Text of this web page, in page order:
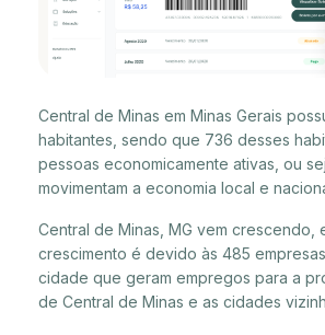
Central de Minas em Minas Gerais
habitantes, sendo que 736 desses
pessoas economicamente ativas, ou
movimentam a economia local e
Central de Minas, MG vem crescendo,
crescimento é devido às 485
cidade que geram empregos para a
de Central de Minas e as cidades